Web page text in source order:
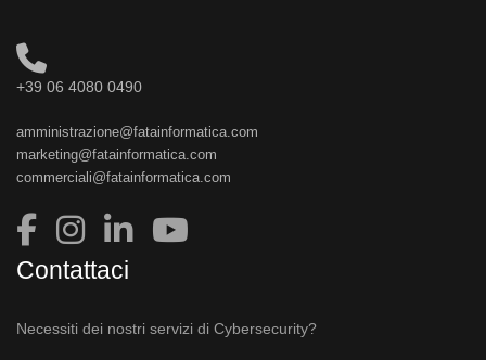
+39 06 4080 0490
amministrazione@fatainformatica.com
marketing@fatainformatica.com
commerciali@fatainformatica.com
Contattaci
Necessiti dei nostri servizi di Cybersecurity?